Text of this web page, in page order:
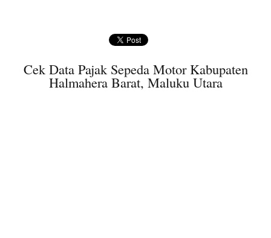
Cek Data Pajak Sepeda Motor Kabupaten
Halmahera Barat, Maluku Utara